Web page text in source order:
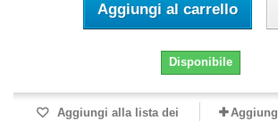
Aggiungi al carrello
Disponibile
Aggiungi alla lista dei